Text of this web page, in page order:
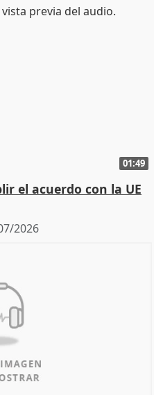
01:49
el acuerdo con la UE
2026